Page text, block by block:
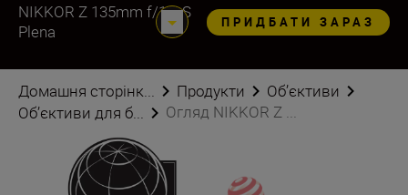
NIKKOR Z 135mm f/1.8 S
Plena
ПРИДБАТИ ЗАРАЗ
Домашня сторінк... Продукти
Об’єктиви
Об’єктиви для б...
Огляд NIKKOR Z ...